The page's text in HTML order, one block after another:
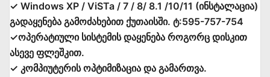
✓ Windows XP / ViSTa / 7 / 8/ 8.1 /10/11 (ინსტალაცია)
გადაყენება გამოძახებით ქუთაისში. ტ:595-757-754
✓ოპერატიული სისტემის დაყენება როგორც დისკით
ასევე ფლეშკით.
✓ კომპიუტერის ოპტიმიზაცია და გამართვა.